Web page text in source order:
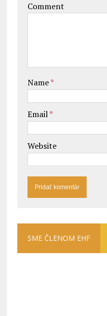
Comment
Name*
Email*
Website
SME ČLENOM EHF